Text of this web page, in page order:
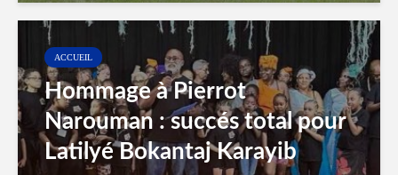
ACCUEIL
Hommage à Pierrot
Narouman : succés total pour
Latilyé Bokantaj Karayib